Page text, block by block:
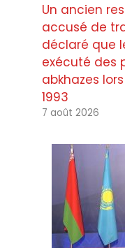
Un ancien
accusé de
déclaré que
exécuté des
abkhazes
1993
7 août 2026